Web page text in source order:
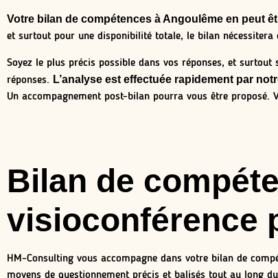
Votre bilan de compétences à Angoulême en peut
et surtout pour une disponibilité totale, le bilan
Soyez le plus précis possible dans vos réponses, et
réponses. L’analyse est effectuée rapidement par
Un accompagnement post-bilan pourra vous être proposé.
Bilan de
visioconférence
HM-Consulting vous accompagne dans votre bilan de
moyens de questionnement précis et balisés tout au long